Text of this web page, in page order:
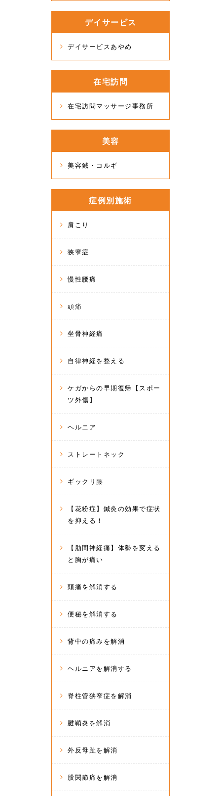
デイサービス
デイサービスあやめ
在宅訪問
在宅訪問マッサージ事務所
美容
美容鍼・コルギ
症例別施術
肩こり
狭窄症
慢性腰痛
頭痛
坐骨神経痛
自律神経を整える
ケガからの早期復帰【スポー
ツ外傷】
ヘルニア
ストレートネック
ギックリ腰
【花粉症】鍼灸の効果で症状
を抑える！
【肋間神経痛】体勢を変える
と胸が痛い
頭痛を解消する
便秘を解消する
背中の痛みを解消
ヘルニアを解消する
脊柱管狭窄症を解消
腱鞘炎を解消
外反母趾を解消
股関節痛を解消